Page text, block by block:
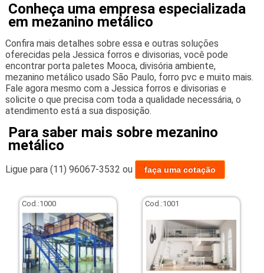
Conheça uma empresa especializada
em mezanino metálico
Confira mais detalhes sobre essa e outras soluções
oferecidas pela Jessica forros e divisorias, você pode
encontrar porta paletes Mooca, divisória ambiente,
mezanino metálico usado São Paulo, forro pvc e muito mais.
Fale agora mesmo com a Jessica forros e divisorias e
solicite o que precisa com toda a qualidade necessária, o
atendimento está a sua disposição.
Para saber mais sobre mezanino
metálico
Ligue para (11) 96067-3532 ou faça uma cotação
Cod.:1000 Cod.:1001